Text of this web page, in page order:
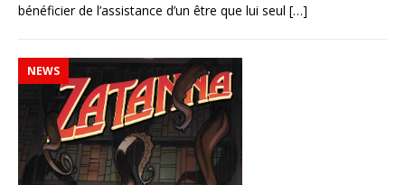
bénéficier de l’assistance d’un être que lui seul […]
NEWS